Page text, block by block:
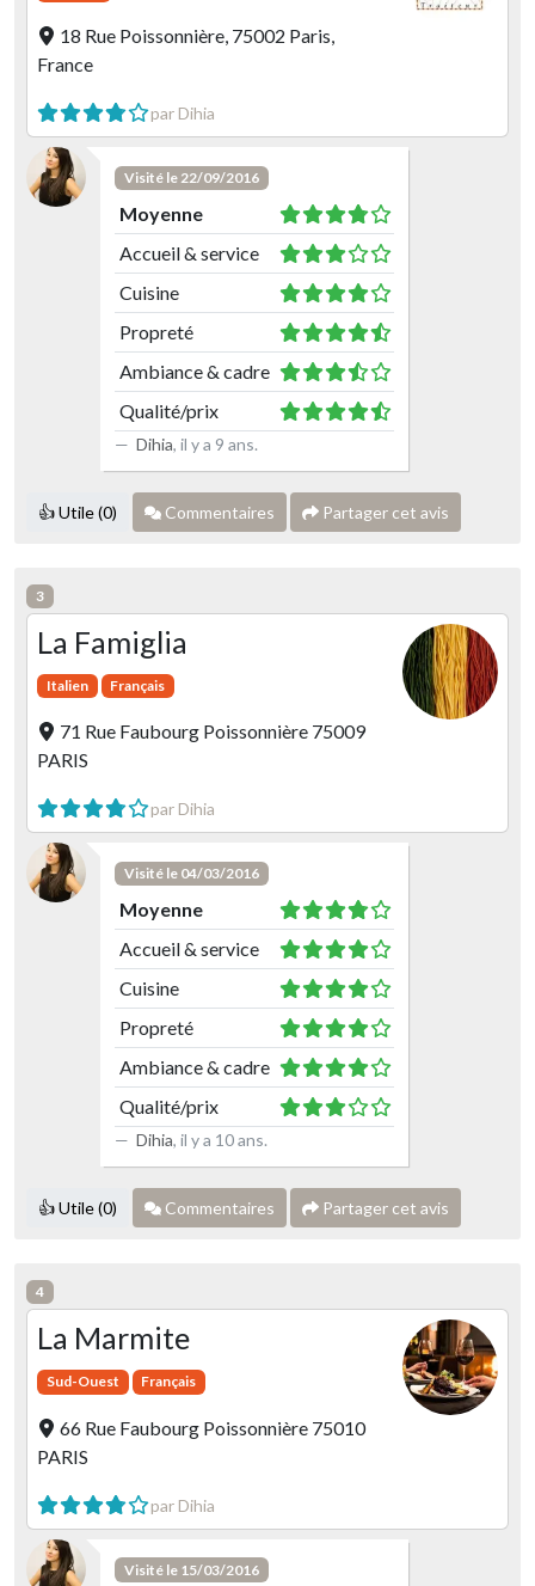
18 Rue Poissonnière, 75002 Paris,
France
par Dihia
Visité le 22/09/2016
Moyenne
Accueil & service
Cuisine
Propreté
Ambiance & cadre
Qualité/prix
Dihia, il y a 9 ans.
👍 Utile (0) Commentaires Partager cet avis
3
La Famiglia
Italien Français
71 Rue Faubourg Poissonnière 75009
PARIS
par Dihia
Visité le 04/03/2016
Moyenne
Accueil & service
Cuisine
Propreté
Ambiance & cadre
Qualité/prix
Dihia, il y a 10 ans.
👍 Utile (0) Commentaires Partager cet avis
4
La Marmite
Sud-Ouest Français
66 Rue Faubourg Poissonnière 75010
PARIS
par Dihia
Visité le 15/03/2016